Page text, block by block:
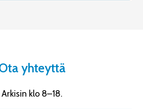
yhteyttä
Arkisin klo 8–18.